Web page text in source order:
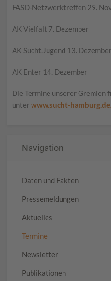
FASD-Netzwerktreffen 29.
AK Vielfalt 7. Dezember
AK Sucht.Jugend 13. Dezember
AK Enter 14. Dezember
Die Termine unserer Gremien
unterwww.sucht-
Navigation
Daten und Fakten
Pressemeldungen
Aktuelles
Termine
Newsletter
Publikationen